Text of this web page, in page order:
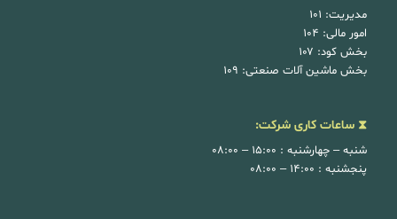
مدیریت: ۱۰۱
امور مالی: ۱۰۴
بخش کود: ۱۰۷
بخش ماشین آلات صنعتی: ۱۰۹
⧗ ساعات کاری شرکت:
شنبه – چهارشنبه : ۱۵:۰۰ – ۰۸:۰۰
پنجشنبه : ۱۴:۰۰ – ۰۸:۰۰